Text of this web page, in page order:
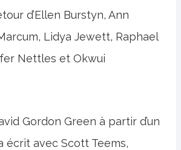
d’Ellen Burstyn, Ann
Lidya Jewett, Raphael
Nettles et Okwui
Gordon Green à partir d’un
écrit avec Scott Teems,